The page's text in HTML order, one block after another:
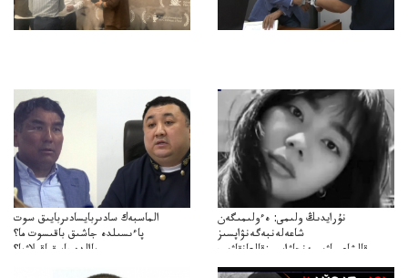
الماسبەك سادىربايسادىربايىق سوت
پاءىسىلدە جاشىق باقىسوت ما؟
پاالدەجابىقباقىلاۋما؟
نۇرايدىڭ ولىمى: ەءولىمىگەن
شاعەلەنبەگەنۋاپسىز
قالشاعىماۋىپمەنجاۋاپسىزقالعانقاۋىپ